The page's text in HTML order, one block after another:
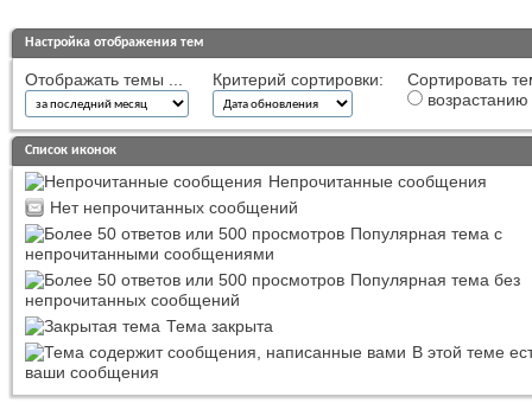
Настройка отображения тем
Отображать темы ... Критерий сортировки:
Сортировать
возрастанию
Список иконок
Непрочитанные сообщения
Нет непрочитанных сообщений
Популярная тема с
непрочитанными сообщениями
Популярная тема без
непрочитанных сообщений
Тема закрыта
В этой теме
ваши сообщения